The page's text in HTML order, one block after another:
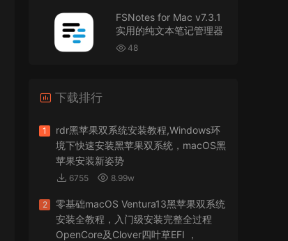
Tahoe 26官方原版系统Windows110环境下
VMware Workstation 17 Pro虚拟机黑苹果双系统
安装unlocker解锁补丁
怎么安装？
来源： PDFify for Mac v5.0 专业的PDF处理软件
imacos.top • 2026-07-19
来源： Adobe Photoshop 2026 for Mac v27.8.0
专业的图片处理软件
FSNotes for Mac v7.3.1
实用的纯文本笔记管理器
48
下载排行
1
rdr黑苹果双系统安装教程,Windows环
境下快速安装黑苹果双系统，macOS黑
苹果安装新姿势
6755 8.99w
2
零基础macOS Ventura13黑苹果双系统
安装全教程，入门级安装完整全过程
OpenCore及Clover四叶草EFI ，